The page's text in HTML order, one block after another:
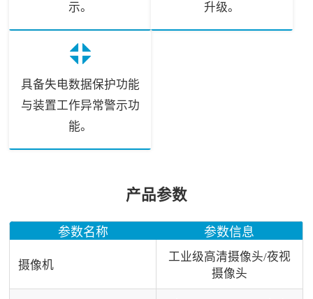
示。
升级。
具备失电数据保护功能
与装置工作异常警示功
能。
产品参数
参数名称 参数信息
摄像机
工业级高清摄像头/夜视
摄像头